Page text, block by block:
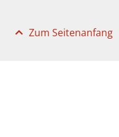
Zum Seitenanfang